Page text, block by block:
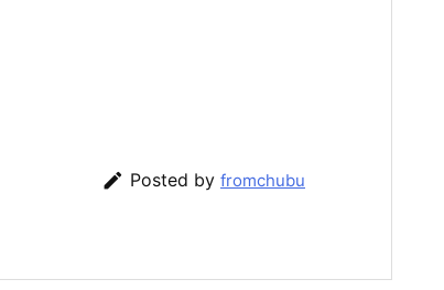
 Posted by fromchubu